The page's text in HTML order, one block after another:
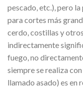
pescado, etc.), pero
para cortes más
cerdo, costillas y
indirectamente
fuego, no
siempre se realiza
llamado asado) es en